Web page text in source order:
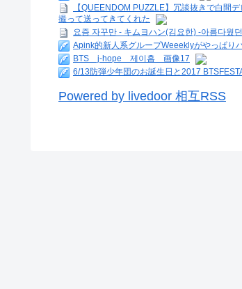
【QUEENDOM PUZZLE】冗談抜きで白間
撮って送ってきてくれた
요즘 자꾸만 - キムヨハン(김요한) -아름다웠
Apink的新人系グループWeeeklyがやっぱり
BTS j-hope 제이홉 画像17
6/13防弾少年団のお誕生日と2017
Powered by livedoor 相互RSS